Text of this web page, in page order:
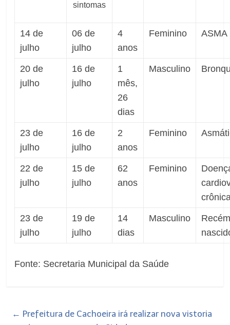
sintomas
14 de
julho
06 de
julho
4
anos
Feminino ASMA
20 de
julho
16 de
julho
1
mês,
26
dias
Masculino
23 de
julho
16 de
julho
2
anos
Feminino
22 de
julho
15 de
julho
62
anos
Feminino
23 de
julho
19 de
julho
14
dias
Masculino
Fonte: Secretaria Municipal da Saúde
← Prefeitura de Cachoeira irá realizar nova vistoria